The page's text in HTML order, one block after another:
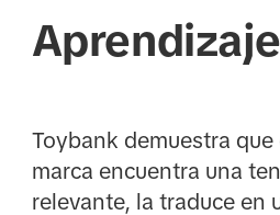
Toybank demuestra que
marca encuentra una
relevante, la traduce en